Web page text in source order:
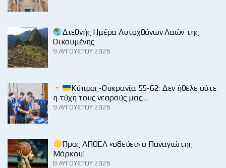
Διεθνής Ημέρα Αυτοχθόνων Λαών της
Οικουμένης
9 ΑΥΓΟΎΣΤΟΥ 2026
Κύπρος-Ουκρανία 55-62: Δεν ήθελε ούτε
η τύχη τους νεαρούς μας…
9 ΑΥΓΟΎΣΤΟΥ 2026
Προς ΑΠΟΕΛ «οδεύει» ο Παναγιώτης
Μάρκου!
8 ΑΥΓΟΎΣΤΟΥ 2026